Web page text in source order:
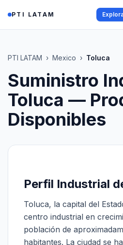
PTI LATAM
PTI LATAM › Mexico › Toluca
Suministro
Toluca —
Disponibles
Perfil Industrial
Toluca, la capital del
centro industrial en
población de
habitantes. La ciudad se